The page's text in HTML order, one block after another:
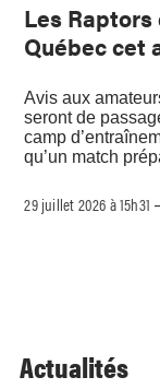
Les Raptors
Québec cet
Avis aux
seront de
camp
qu’un match
29 juillet 2026 à 15h31
Actualités